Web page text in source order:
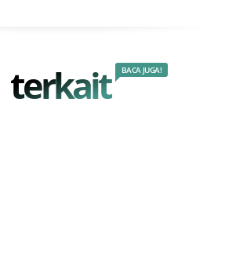
terkait BACA JUGA!